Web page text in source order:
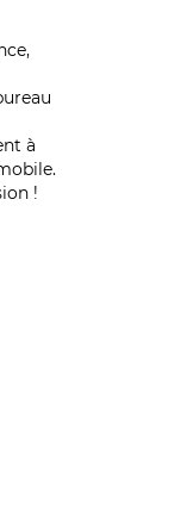
à
!